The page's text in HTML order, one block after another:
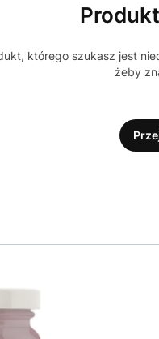
którego szukasz jest
żeby